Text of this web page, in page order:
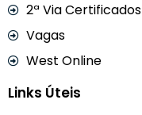
2ª Via Certificados
Vagas
West Online
Links Úteis